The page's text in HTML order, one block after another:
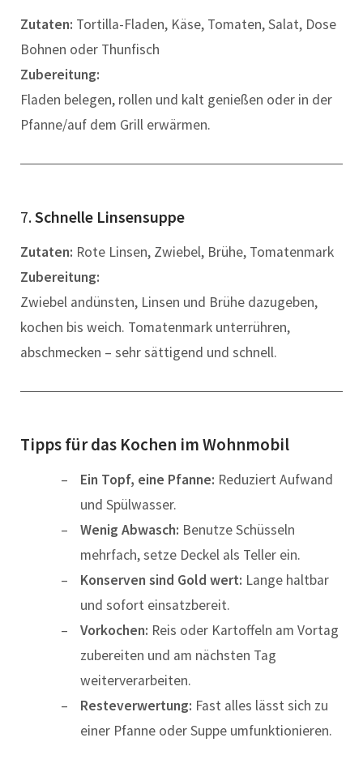
Zutaten: Tortilla-Fladen, Käse, Tomaten, Salat, Dose
Bohnen oder Thunfisch
Zubereitung:
Fladen belegen, rollen und kalt genießen oder in der
Pfanne/auf dem Grill erwärmen.
7.Schnelle Linsensuppe
Zutaten: Rote Linsen, Zwiebel, Brühe, Tomatenmark
Zubereitung:
Zwiebel andünsten, Linsen und Brühe dazugeben,
kochen bis weich. Tomatenmark unterrühren,
abschmecken – sehr sättigend und schnell.
Tipps für das Kochen im Wohnmobil
Ein Topf, eine Pfanne: Reduziert Aufwand
und Spülwasser.
Wenig Abwasch: Benutze Schüsseln
mehrfach, setze Deckel als Teller ein.
Konserven sind Gold wert: Lange haltbar
und sofort einsatzbereit.
Vorkochen: Reis oder Kartoffeln am Vortag
zubereiten und am nächsten Tag
weiterverarbeiten.
Resteverwertung: Fast alles lässt sich zu
einer Pfanne oder Suppe umfunktionieren.